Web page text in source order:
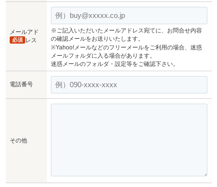
メールアド
レス
必須
※ご記入いただいたメールアドレス宛てに、お問合せ内容
の確認メールをお送りいたします。
※Yahoo!メールなどのフリーメールをご利用の場合、迷惑
メールフォルダに入る場合があります。
迷惑メールのフォルダ・設定等をご確認下さい。
電話番号
その他